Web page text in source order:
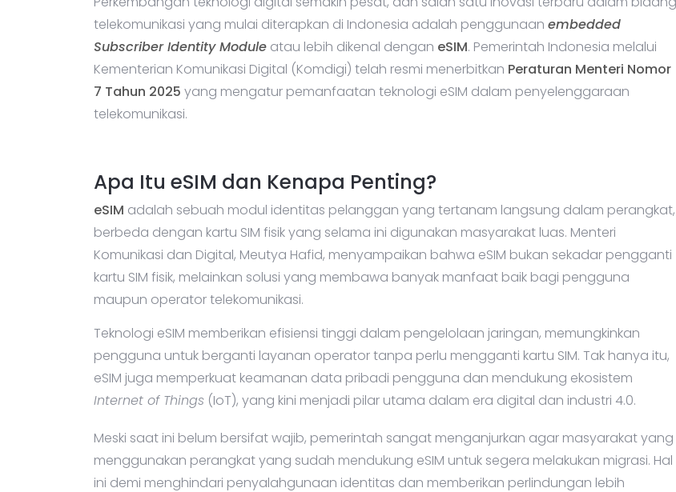
telekomunikasi yang mulai diterapkan di Indonesia adalah penggunaan embedded
Subscriber Identity Module atau lebih dikenal dengan eSIM. Pemerintah Indonesia melalui
Kementerian Komunikasi Digital (Komdigi) telah resmi menerbitkan Peraturan Menteri Nomor
7 Tahun 2025 yang mengatur pemanfaatan teknologi eSIM dalam penyelenggaraan
telekomunikasi.
Apa Itu eSIM dan Kenapa Penting?
eSIM adalah sebuah modul identitas pelanggan yang tertanam langsung dalam perangkat,
berbeda dengan kartu SIM fisik yang selama ini digunakan masyarakat luas. Menteri
Komunikasi dan Digital, Meutya Hafid, menyampaikan bahwa eSIM bukan sekadar pengganti
kartu SIM fisik, melainkan solusi yang membawa banyak manfaat baik bagi pengguna
maupun operator telekomunikasi.
Teknologi eSIM memberikan efisiensi tinggi dalam pengelolaan jaringan, memungkinkan
pengguna untuk berganti layanan operator tanpa perlu mengganti kartu SIM. Tak hanya itu,
eSIM juga memperkuat keamanan data pribadi pengguna dan mendukung ekosistem
Internet of Things (IoT), yang kini menjadi pilar utama dalam era digital dan industri 4.0.
Meski saat ini belum bersifat wajib, pemerintah sangat menganjurkan agar masyarakat yang
menggunakan perangkat yang sudah mendukung eSIM untuk segera melakukan migrasi. Hal
ini demi menghindari penyalahgunaan identitas dan memberikan perlindungan lebih